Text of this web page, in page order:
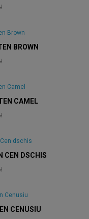
BROWN
CAMEL
CEN DSCHIS
CENUSIU